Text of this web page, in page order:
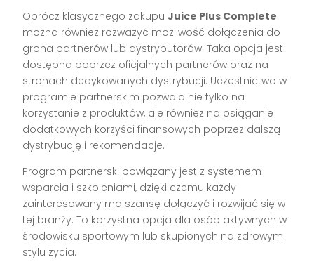
Oprócz klasycznego zakupuJuice Plus Complete
można również rozważyć możliwość dołączenia do
grona partnerów lub dystrybutorów. Taka opcja jest
dostępna poprzez oficjalnych partnerów oraz na
stronach dedykowanych dystrybucji. Uczestnictwo w
programie partnerskim pozwala nie tylko na
korzystanie z produktów, ale również na osiąganie
dodatkowych korzyści finansowych poprzez dalszą
dystrybucję i rekomendacje.
Program partnerski powiązany jest z systemem
wsparcia i szkoleniami, dzięki czemu każdy
zainteresowany ma szansę dołączyć i rozwijać się w
tej branży. To korzystna opcja dla osób aktywnych w
środowisku sportowym lub skupionych na zdrowym
stylu życia.